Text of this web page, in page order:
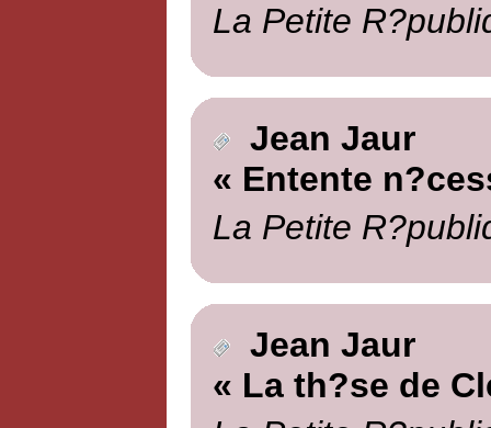
La Petite
Jean Jaur
« Entente
La Petite
Jean Jaur
« La th?se de